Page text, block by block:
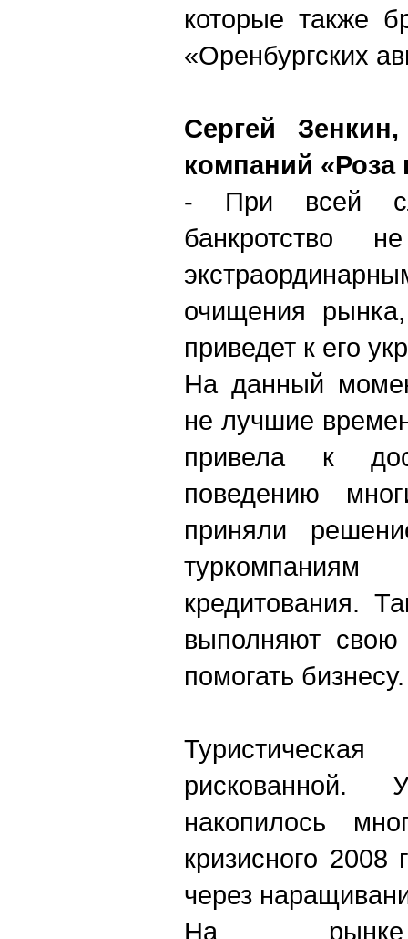
которые также
«Оренбургских
Сергей
компаний «Роза
- При всей
банкротство
очищения
приведет к его
На данный
не лучшие
привела к
поведению
приняли
туркомпаниям
кредитования.
выполняют
помогать бизнесу.
накопилось
кризисного 2008
через
На рынке